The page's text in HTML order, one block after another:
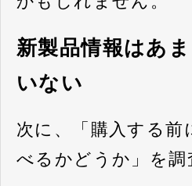
新製品情報はあ
いない
次に、「購入する前
べるかどうか」を調